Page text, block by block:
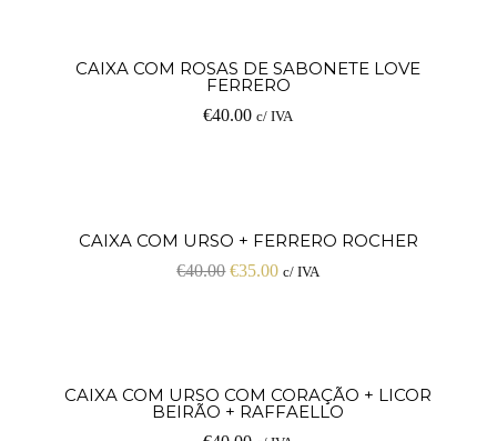
CAIXA COM ROSAS DE SABONETE LOVE
FERRERO
€40.00 c/ IVA
PROMOÇÃO!
CAIXA COM URSO + FERRERO ROCHER
€40.00 €35.00 c/ IVA
CAIXA COM URSO COM CORAÇÃO + LICOR
BEIRÃO + RAFFAELLO